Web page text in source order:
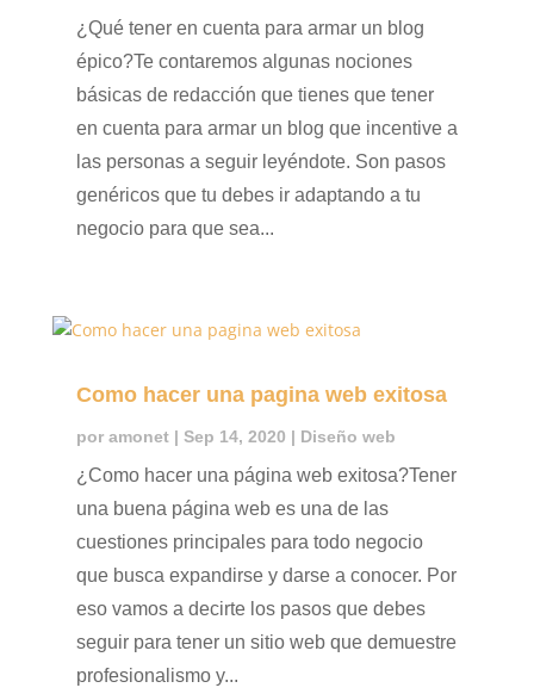
¿Qué tener en cuenta para armar un blog
épico?Te contaremos algunas nociones
básicas de redacción que tienes que tener
en cuenta para armar un blog que incentive a
las personas a seguir leyéndote. Son pasos
genéricos que tu debes ir adaptando a tu
negocio para que sea...
Como hacer una pagina web exitosa
por amonet| Sep 14, 2020 | Diseño web
¿Como hacer una página web exitosa?Tener
una buena página web es una de las
cuestiones principales para todo negocio
que busca expandirse y darse a conocer. Por
eso vamos a decirte los pasos que debes
seguir para tener un sitio web que demuestre
profesionalismo y...